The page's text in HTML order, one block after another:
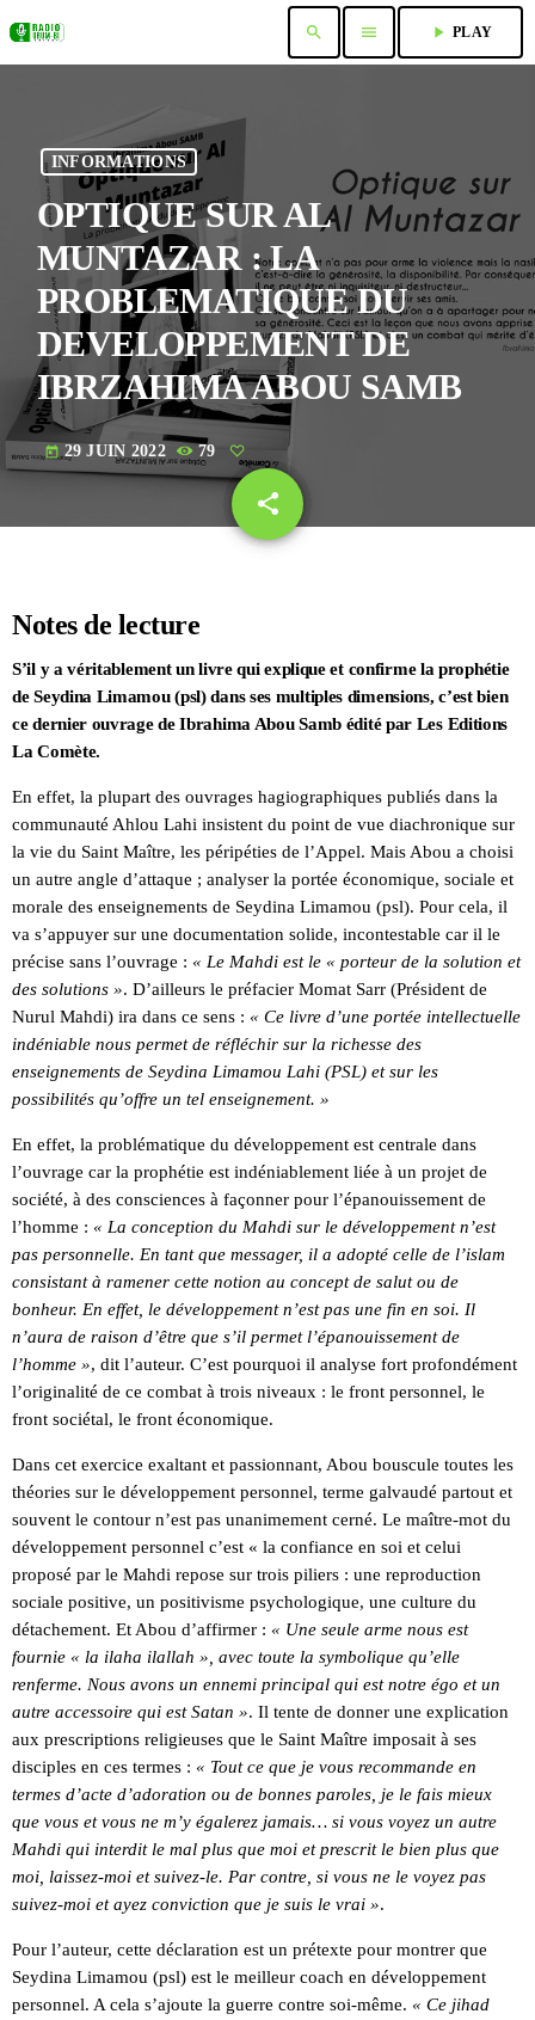
search menu play_arrow PLAY
INFORMATIONS
OPTIQUE SUR AL
MUNTAZAR : LA
PROBLEMATIQUE DU
DEVELOPPEMENT DE
IBRZAHIMA ABOU SAMB
today 29 JUIN 2022 79
share
email
Notes de lecture
S’il y a véritablement un livre qui explique et confirme la prophétie
de Seydina Limamou (psl) dans ses multiples dimensions, c’est bien
ce dernier ouvrage de Ibrahima Abou Samb édité par Les Editions
La Comète.
En effet, la plupart des ouvrages hagiographiques publiés dans la
communauté Ahlou Lahi insistent du point de vue diachronique sur
la vie du Saint Maître, les péripéties de l’Appel. Mais Abou a choisi
un autre angle d’attaque ; analyser la portée économique, sociale et
morale des enseignements de Seydina Limamou (psl). Pour cela, il
va s’appuyer sur une documentation solide, incontestable car il le
précise sans l’ouvrage : « Le Mahdi est le « porteur de la solution et
des solutions ». D’ailleurs le préfacier Momat Sarr (Président de
Nurul Mahdi) ira dans ce sens : « Ce livre d’une portée intellectuelle
indéniable nous permet de réfléchir sur la richesse des
enseignements de Seydina Limamou Lahi (PSL) et sur les
possibilités qu’offre un tel enseignement. »
En effet, la problématique du développement est centrale dans
l’ouvrage car la prophétie est indéniablement liée à un projet de
société, à des consciences à façonner pour l’épanouissement de
l’homme : « La conception du Mahdi sur le développement n’est
pas personnelle. En tant que messager, il a adopté celle de l’islam
consistant à ramener cette notion au concept de salut ou de
bonheur. En effet, le développement n’est pas une fin en soi. Il
n’aura de raison d’être que s’il permet l’épanouissement de
l’homme », dit l’auteur. C’est pourquoi il analyse fort profondément
l’originalité de ce combat à trois niveaux : le front personnel, le
front sociétal, le front économique.
Dans cet exercice exaltant et passionnant, Abou bouscule toutes les
théories sur le développement personnel, terme galvaudé partout et
souvent le contour n’est pas unanimement cerné. Le maître-mot du
développement personnel c’est « la confiance en soi et celui
proposé par le Mahdi repose sur trois piliers : une reproduction
sociale positive, un positivisme psychologique, une culture du
détachement. Et Abou d’affirmer : « Une seule arme nous est
fournie « la ilaha ilallah », avec toute la symbolique qu’elle
renferme. Nous avons un ennemi principal qui est notre égo et un
autre accessoire qui est Satan ». Il tente de donner une explication
aux prescriptions religieuses que le Saint Maître imposait à ses
disciples en ces termes : « Tout ce que je vous recommande en
termes d’acte d’adoration ou de bonnes paroles, je le fais mieux
que vous et vous ne m’y égalerez jamais… si vous voyez un autre
Mahdi qui interdit le mal plus que moi et prescrit le bien plus que
moi, laissez-moi et suivez-le. Par contre, si vous ne le voyez pas
suivez-moi et ayez conviction que je suis le vrai ».
Pour l’auteur, cette déclaration est un prétexte pour montrer que
Seydina Limamou (psl) est le meilleur coach en développement
personnel. A cela s’ajoute la guerre contre soi-même. « Ce jihad